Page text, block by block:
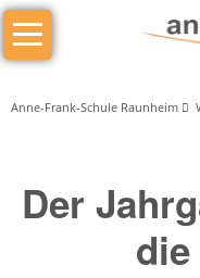
Navigation
überspringen
Das
sind
macht
was
Anne-Frank-Schule Raunheim
Der